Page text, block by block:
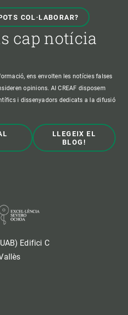
COL·LABORAR?
cap notícia
ens envolten les notícies falses
opinions. Al CREAF disposem
i dissenyadors dedicats a la difusió
LLEGEIX EL
BLOG!
Edifici C